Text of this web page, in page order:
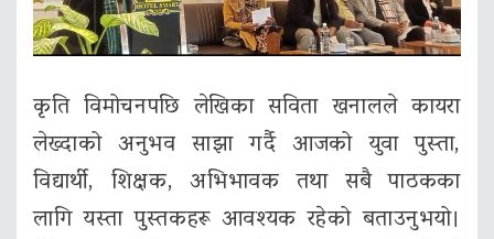
कृति विमोचनपछि लेखिका सविता खनालले कायरा
लेख्दाको अनुभव साझा गर्दै आजको युवा पुस्ता,
विद्यार्थी, शिक्षक, अभिभावक तथा सबै पाठकका
लागि यस्ता पुस्तकहरू आवश्यक रहेको बताउनुभयो।